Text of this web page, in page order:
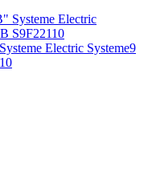
Electric Systeme9